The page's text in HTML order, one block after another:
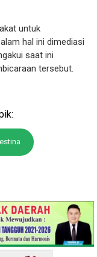
untuk
hal ini dimediasi
saat ini
tersebut.